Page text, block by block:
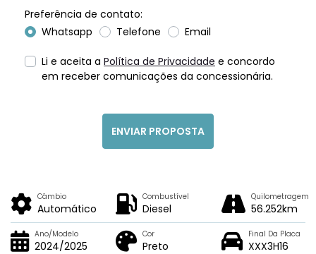
Preferência de contato:
Whatsapp
Telefone Email
Li e aceita a Política de Privacidade e concordo
em receber comunicações da concessionária.
ENVIAR PROPOSTA
Câmbio
Automático
Combustível
Diesel
Quilometragem
56.252km
Ano/Modelo
2024/2025
Cor
Preto
Final Da Placa
XXX3H16